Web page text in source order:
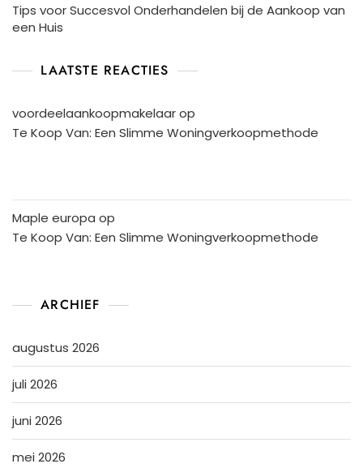
Tips voor Succesvol Onderhandelen bij de Aankoop van
een Huis
LAATSTE REACTIES
voordeelaankoopmakelaarop
Te Koop Van: Een Slimme Woningverkoopmethode
Maple europa op
Te Koop Van: Een Slimme Woningverkoopmethode
ARCHIEF
augustus 2026
juli 2026
juni 2026
mei 2026